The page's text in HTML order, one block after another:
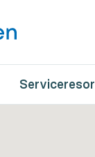
Serviceresor